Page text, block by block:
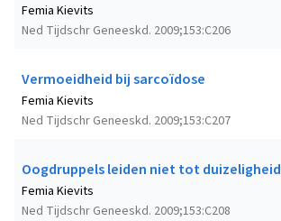
Ned Tijdschr Geneeskd. 2009;153:C206
Femia Kievits
Vermoeidheid bij sarcoïdose
Ned Tijdschr Geneeskd. 2009;153:C207
Femia Kievits
Oogdruppels leiden niet tot duizeligheid
Ned Tijdschr Geneeskd. 2009;153:C208
Femia Kievits